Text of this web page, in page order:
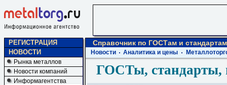
РЕГИСТРАЦИЯ
НОВОСТИ
Рынка металлов
Новости компаний
Информагентства
Справочник по ГОСТам и стандартам
Новости Аналитика и цены
ГОСТы, стандарты,